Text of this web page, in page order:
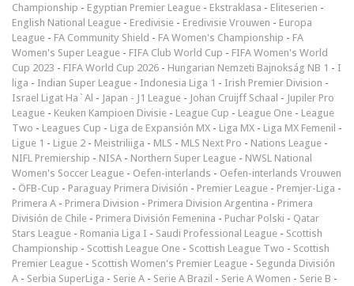
Championship - Egyptian Premier League - Ekstraklasa - Eliteserien -
English National League - Eredivisie - Eredivisie Vrouwen - Europa
League - FA Community Shield - FA Women's Championship - FA
Women's Super League - FIFA Club World Cup - FIFA Women's World
Cup 2023 - FIFA World Cup 2026 - Hungarian Nemzeti Bajnokság NB 1 - I
liga - Indian Super League - Indonesia Liga 1 - Irish Premier Division -
Israel Ligat Ha`Al - Japan - J1 League - Johan Cruijff Schaal - Jupiler Pro
League - Keuken Kampioen Divisie - League Cup - League One - League
Two - Leagues Cup - Liga de Expansión MX - Liga MX - Liga MX Femenil -
Ligue 1 - Ligue 2 - Meistriliiga - MLS - MLS Next Pro - Nations League -
NIFL Premiership - NISA - Northern Super League - NWSL National
Women's Soccer League - Oefen-interlands - Oefen-interlands Vrouwen
- ÖFB-Cup - Paraguay Primera División - Premier League - Premjer-Liga -
Primera A - Primera Division - Primera Division Argentina - Primera
División de Chile - Primera División Femenina - Puchar Polski - Qatar
Stars League - Romania Liga I - Saudi Professional League - Scottish
Championship - Scottish League One - Scottish League Two - Scottish
Premier League - Scottish Women's Premier League - Segunda División
A - Serbia SuperLiga - Serie A - Serie A Brazil - Serie A Women - Serie B -